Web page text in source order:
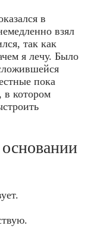
в
взял
так как
я лечу. Было
пока
в котором